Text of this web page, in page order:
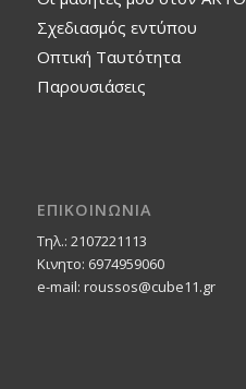
Σχεδιασμός εντύπου
Οπτική Ταυτότητα
Παρουσιάσεις
ΕΠΙΚΟΙΝΩΝΙΑ
Τηλ.: 2107221113
Κινητο: 6974959060
e-mail: roussos@cube11.gr